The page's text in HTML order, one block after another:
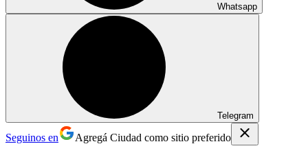
Whatsapp
Telegram
Seguinos en Agregá Ciudad como sitio preferido